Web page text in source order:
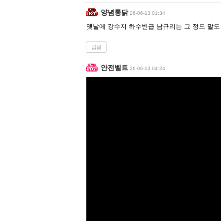
양념통닭 26-06-13 01:34
옛날에 강수지 하수빈급 남규리는 그 정도 말
답글
안전벨트 26-06-13 04:24